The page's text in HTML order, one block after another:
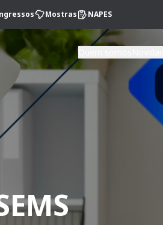
Mostras NAPES